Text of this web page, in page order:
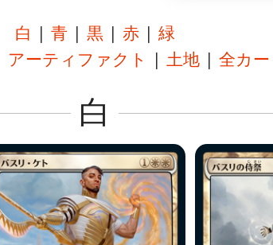
白 | 青| 黒| 赤| 緑
アーティファクト | 土地| 全カ
白